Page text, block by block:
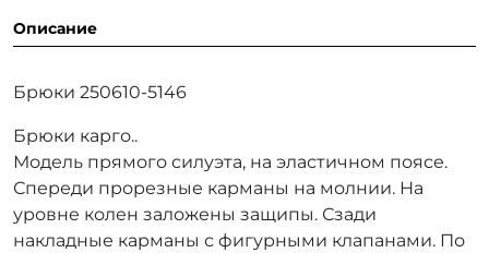
Описание
Брюки 250610-5146
Брюки карго..
Модель прямого силуэта, на эластичном поясе.
Спереди прорезные карманы на молнии. На
уровне колен заложены защипы. Сзади
накладные карманы с фигурными клапанами. По